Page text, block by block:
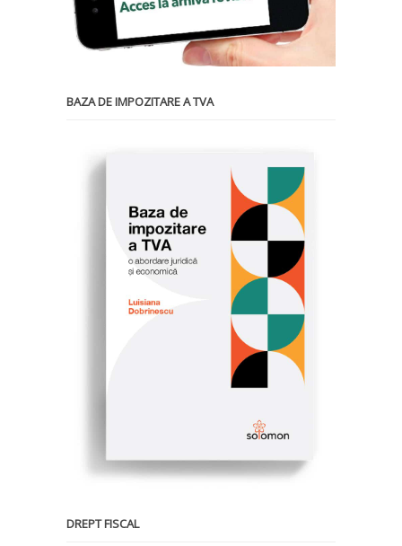
BAZA DE IMPOZITARE A TVA
DREPT FISCAL